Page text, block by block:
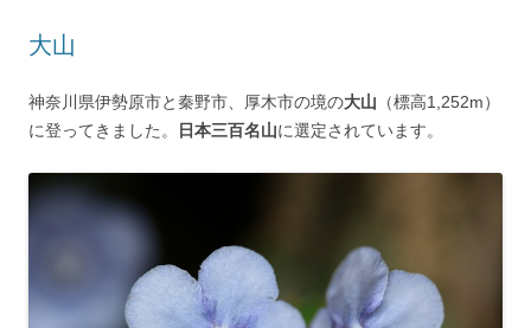
大山
神奈川県伊勢原市と秦野市、厚木市の境の大山 （標高1,252m）
に登ってきました。
日本三百名山に選定されています。